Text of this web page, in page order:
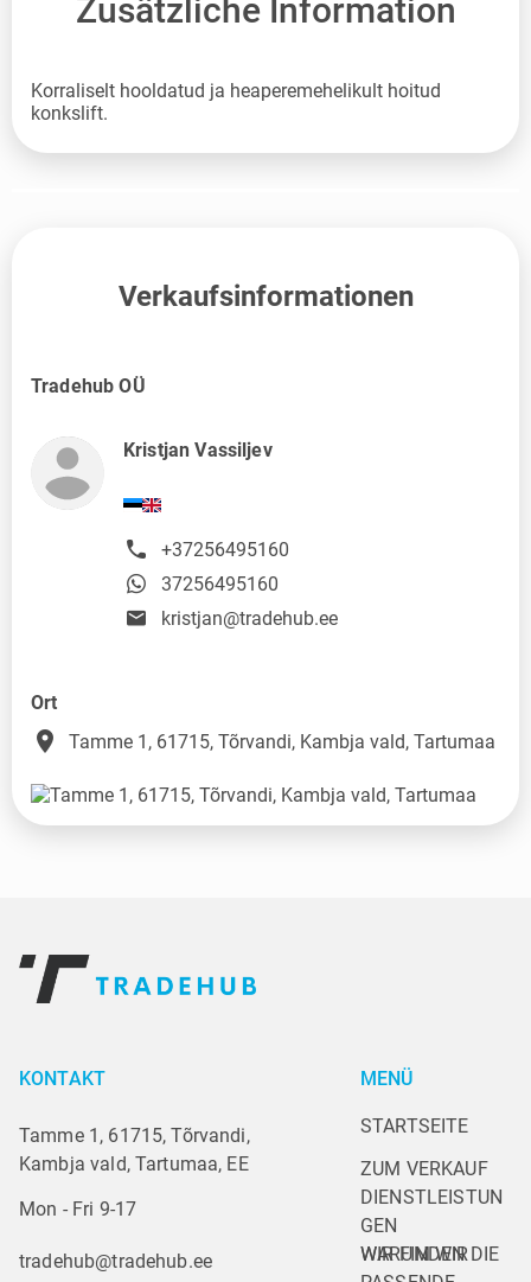
Zusätzliche Information
Korraliselt hooldatud ja heaperemehelikult hoitud
konkslift.
Verkaufsinformationen
Tradehub OÜ
Kristjan Vassiljev
+37256495160
37256495160
kristjan@tradehub.ee
Ort
place Tamme 1, 61715, Tõrvandi, Kambja vald, Tartumaa
KONTAKT
Tamme 1, 61715, Tõrvandi,
Kambja vald, Tartumaa, EE
Mon - Fri 9-17
tradehub@tradehub.ee
MENÜ
STARTSEITE
ZUM VERKAUF
DIENSTLEISTUN
GEN
WARUM WIR
WIR FINDEN DIE